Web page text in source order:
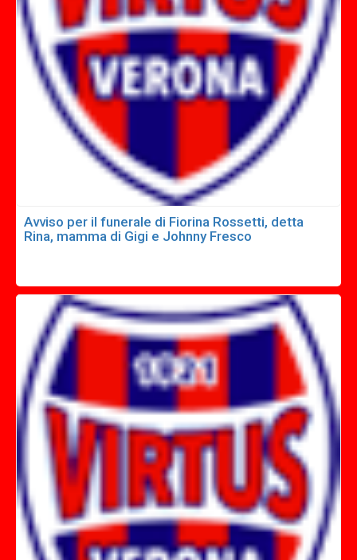
Avviso per il funerale di Fiorina Rossetti, detta
Rina, mamma di Gigi e Johnny Fresco